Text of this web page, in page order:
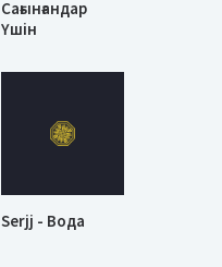
Сағынғандар
Үшін
Serjj - Вода